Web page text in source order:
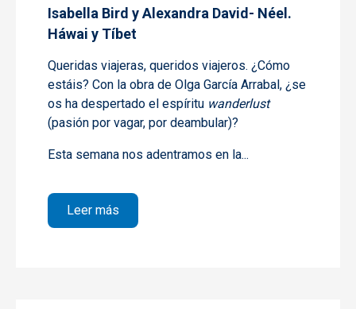
Isabella Bird y Alexandra David- Néel.
Háwai y Tíbet
Queridas viajeras, queridos viajeros. ¿Cómo
estáis? Con la obra de Olga García Arrabal, ¿se
os ha despertado el espíritu wanderlust
(pasión por vagar, por deambular)?
Esta semana nos adentramos en la...
Leer más